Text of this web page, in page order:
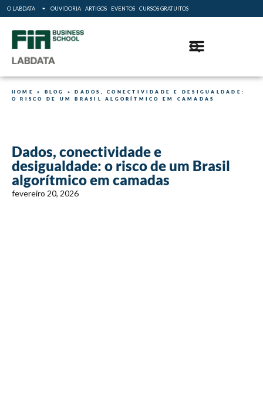
O LABDATA OUVIDORIA ARTIGOS EVENTOS CURSOS GRATUITOS
HOME » BLOG »DADOS, CONECTIVIDADE E DESIGUALDADE:
O RISCO DE UM BRASIL ALGORÍTMICO EM CAMADAS
Dados, conectividade e
desigualdade: o risco de um Brasil
algorítmico em camadas
fevereiro 20, 2026